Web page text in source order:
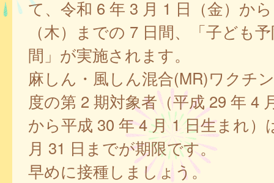
て、令和 6 年 3 月 1 日（金）か
（木）までの 7 日間、「子ども
間」が実施されます。
麻しん・風しん混合(MR)ワクチ
度の第 2 期対象者（平成 29 年 4
から平成 30 年 4 月 1 日生まれ）
月 31 日までが期限です。
早めに接種しましょう。